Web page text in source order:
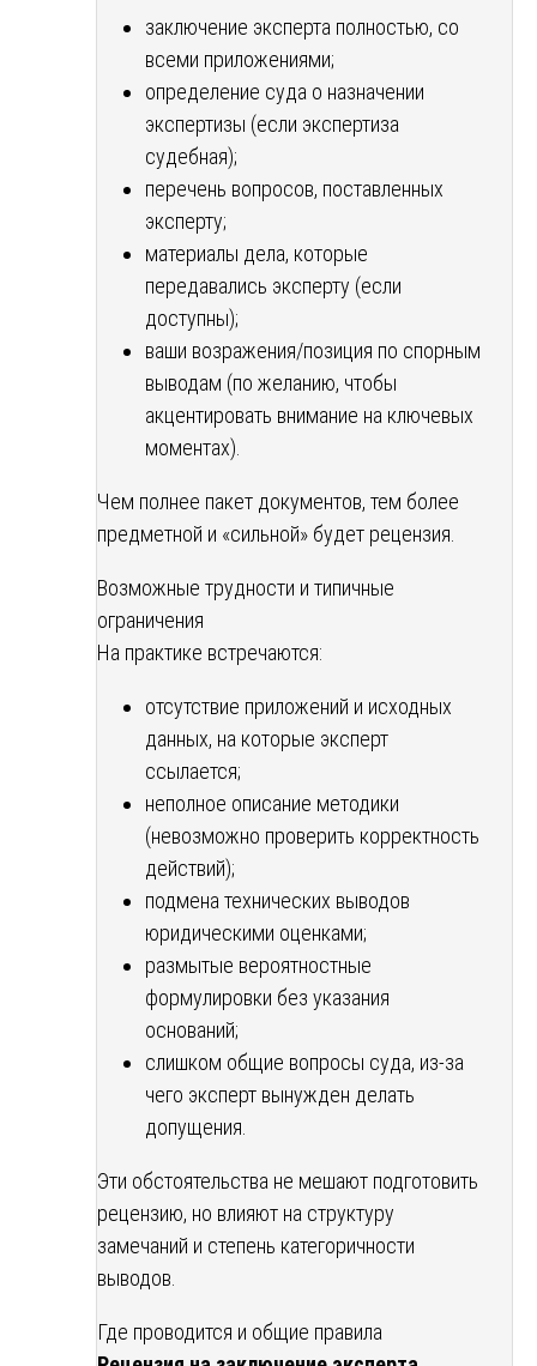
заключение эксперта полностью, со
всеми приложениями;
определение суда о назначении
экспертизы (если экспертиза
судебная);
перечень вопросов, поставленных
эксперту;
материалы дела, которые
передавались эксперту (если
доступны);
ваши возражения/позиция по спорным
выводам (по желанию, чтобы
акцентировать внимание на ключевых
моментах).
Чем полнее пакет документов, тем более
предметной и «сильной» будет рецензия.
Возможные трудности и типичные
ограничения
На практике встречаются:
отсутствие приложений и исходных
данных, на которые эксперт
ссылается;
неполное описание методики
(невозможно проверить корректность
действий);
подмена технических выводов
юридическими оценками;
размытые вероятностные
формулировки без указания
оснований;
слишком общие вопросы суда, из-за
чего эксперт вынужден делать
допущения.
Эти обстоятельства не мешают подготовить
рецензию, но влияют на структуру
замечаний и степень категоричности
выводов.
Где проводится и общие правила